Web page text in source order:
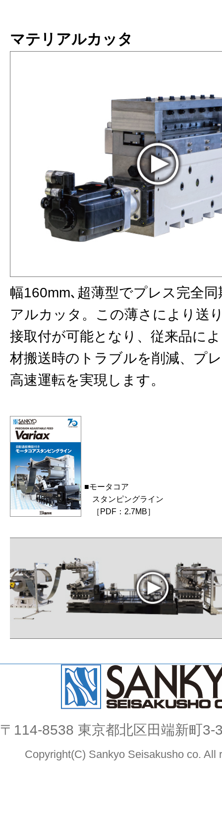
マテリアルカッタ
幅160mm､超薄型でプレス完全
アルカッタ。この薄さにより送
接取付が可能となり、従来品に
材搬送時のトラブルを削減、プ
⾼速運転を実現します。
■モータコア
スタンピングライン
［PDF：2.7MB］
〒114-8538 東京都北区⽥端新町
Copyright(C) Sankyo Seisakusho co. All